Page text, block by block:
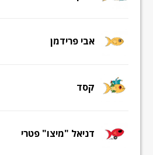
אבי פרידמן
קסד
דניאל "מיצו" פטרי